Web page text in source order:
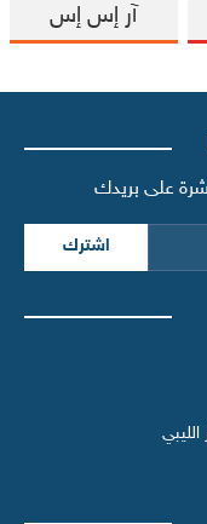
آر إس إس
على بريدك
اشترك